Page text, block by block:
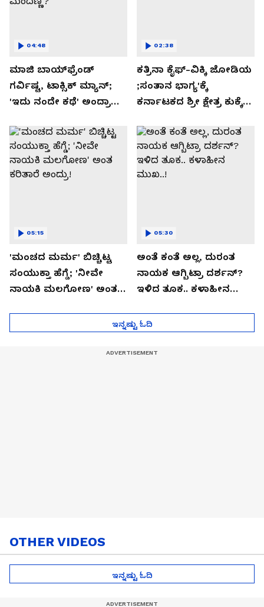
ಮಾಜಿ ಬಾಯ್‌ಫ್ರೆಂಡ್
ಗರ್ವಿಷ್ಟ, ಟಾಕ್ಸಿಕ್ ಮ್ಯಾನ್;
'ಇದು ನಂದೇ ಕಥೆ' ಅಂದ್ರಾ
ಮಂದಣ್ಣ?
04:48
ಕತ್ರಿನಾ ಕೈಫ್-ವಿಕ್ಕಿ ಜೋಡಿಯ
;ಸಂತಾನ ಭಾಗ್ಯ'ಕ್ಕೆ
ಕರ್ನಾಟಕದ ಶ್ರೀ ಕ್ಷೇತ್ರ ಕುಕ್ಕೆ
02:38
'ಮಂಚದ ಮರ್ಮ' ಬಿಚ್ಚಿಟ್ಟ
ಸಂಯುಕ್ತಾ ಹೆಗ್ಡೆ; 'ನೀವೇ
ನಾಯಕಿ ಮಲಗೋಣ' ಅಂತ
05:15
ಅಂತೆ ಕಂತೆ ಅಲ್ಲ, ದುರಂತ
ನಾಯಕ ಆಗ್ಬಿಟ್ರಾ ದರ್ಶನ್?
ಇಳಿದ ತೂಕ.. ಕಳಾಹೀನ
05:30
ಇನ್ನಷ್ಟು ಓದಿ
OTHER VIDEOS
ಇನ್ನಷ್ಟು ಓದಿ